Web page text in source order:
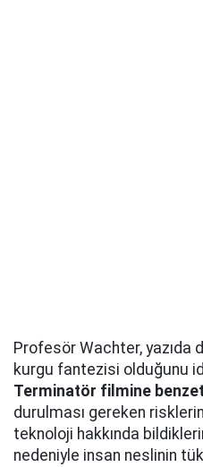
Profesör Wachter, yazıda
kurgu fantezisi olduğunu
Terminatör filmine
durulması gereken risklerin
teknoloji hakkında
nedeniyle insan neslinin